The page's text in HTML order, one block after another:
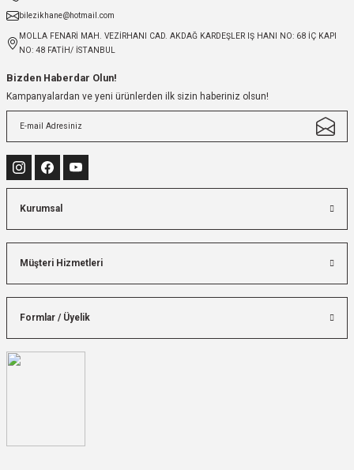
bilezikhane@hotmail.com
MOLLA FENARİ MAH. VEZİRHANI CAD. AKDAĞ KARDEŞLER IŞ HANI NO: 68 İÇ KAPI
NO: 48 FATİH/ İSTANBUL
Bizden Haberdar Olun!
Kampanyalardan ve yeni ürünlerden ilk sizin haberiniz olsun!
Kurumsal
Müşteri Hizmetleri
Formlar / Üyelik